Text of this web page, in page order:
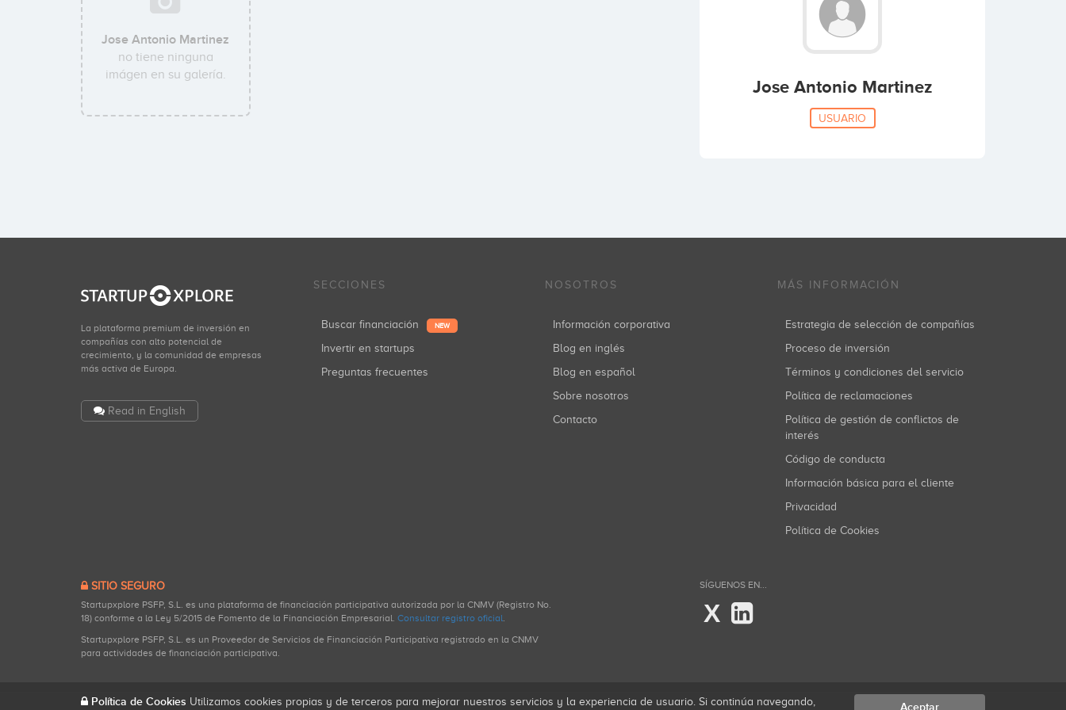
Jose Antonio Martinez
no tiene ninguna
imágen en su galería.
Jose Antonio Martinez
USUARIO
La plataforma premium de inversión en
compañías con alto potencial de
crecimiento, y la comunidad de empresas
más activa de Europa.
Read in English
SECCIONES
Buscar financiación NEW
Invertir en startups
Preguntas frecuentes
NOSOTROS
Información corporativa
Blog en inglés
Blog en español
Sobre nosotros
Contacto
MÁS INFORMACIÓN
Estrategia de selección de compañías
Proceso de inversión
Términos y condiciones del servicio
Política de reclamaciones
Política de gestión de conflictos de
interés
Código de conducta
Información básica para el cliente
Privacidad
Política de Cookies
SITIO SEGURO
Startupxplore PSFP, S.L. es una plataforma de financiación participativa autorizada por la CNMV (Registro No.
18) conforme a la Ley 5/2015 de Fomento de la Financiación Empresarial. Consultar registro oficial.
Startupxplore PSFP, S.L. es un Proveedor de Servicios de Financiación Participativa registrado en la CNMV
para actividades de financiación participativa.
SÍGUENOS EN...
X
Política de Cookies Utilizamos cookies propias y de terceros para mejorar nuestros servicios y la experiencia de usuario. Si continúa navegando, Aceptar